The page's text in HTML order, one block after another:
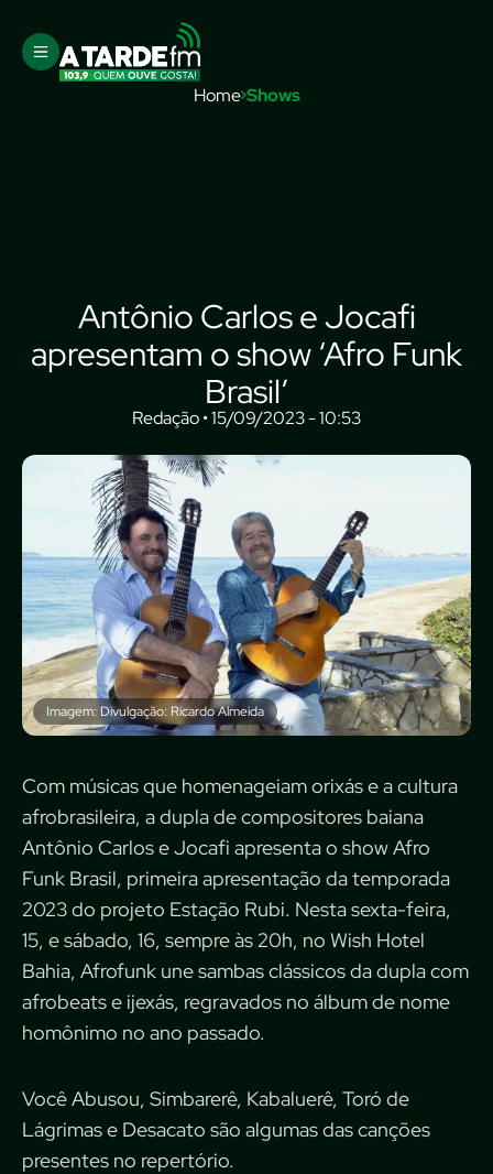
Home Shows
Antônio Carlos e Jocafi
apresentam o show ‘Afro Funk
Brasil’
Redação • 15/09/2023 - 10:53
Imagem: Divulgação: Ricardo Almeida
Com músicas que homenageiam orixás e a cultura
afrobrasileira, a dupla de compositores baiana
Antônio Carlos e Jocafi apresenta o show Afro
Funk Brasil, primeira apresentação da temporada
2023 do projeto Estação Rubi. Nesta sexta-feira,
15, e sábado, 16, sempre às 20h, no Wish Hotel
Bahia, Afrofunk une sambas clássicos da dupla com
afrobeats e ijexás, regravados no álbum de nome
homônimo no ano passado.
Você Abusou, Simbarerê, Kabaluerê, Toró de
Lágrimas e Desacato são algumas das canções
presentes no repertório.